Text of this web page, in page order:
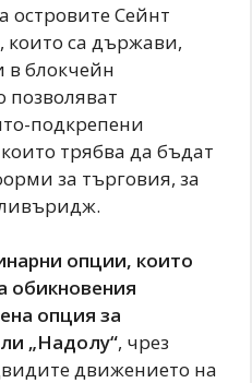
островите Сейнт
които са държави,
в блокчейн
подкрепени
трябва да бъдат
за търговия, за
опции, които
обикновения
опция за
„Надолу“, чрез
движението на